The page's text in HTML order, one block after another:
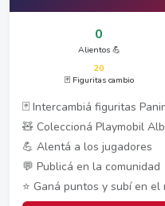
0
Alientos 💪
20
🃏 Figuritas cambio
🃏 Intercambiá figuritas
🧸 Coleccioná Playmobil
💪 Alentá a los jugadores
💬 Publicá en la comunidad
⭐ Ganá puntos y subí en el